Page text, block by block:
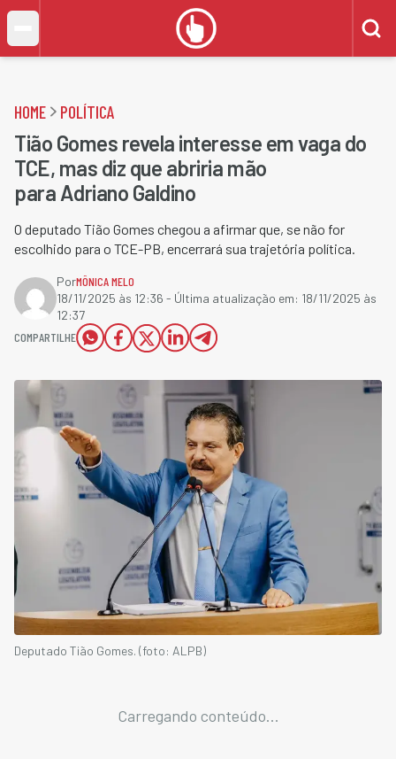
HOME POLÍTICA
Tião Gomes revela interesse em vaga do
TCE, mas diz que abriria mão
para Adriano Galdino
O deputado Tião Gomes chegou a afirmar que, se não for
escolhido para o TCE-PB, encerrará sua trajetória política.
PorMÔNICA MELO
18/11/2025 às 12:36 - Última atualização em: 18/11/2025 às
12:37
COMPARTILHE
Deputado Tião Gomes. (foto: ALPB)
Carregando conteúdo...